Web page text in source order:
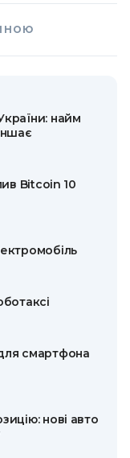
найм
Bitcoin 10
смартфона
нові авто